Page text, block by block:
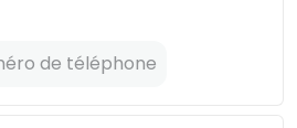
de téléphone